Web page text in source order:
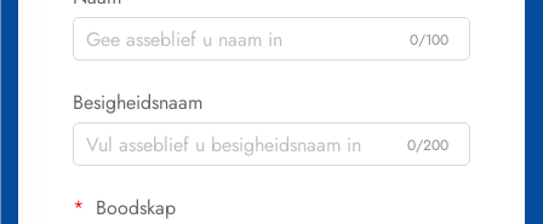
0/100
Besigheidsnaam
0/200
Boodskap